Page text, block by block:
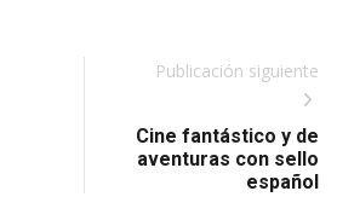
Publicación siguiente
Cine fantástico y de
aventuras con sello
español